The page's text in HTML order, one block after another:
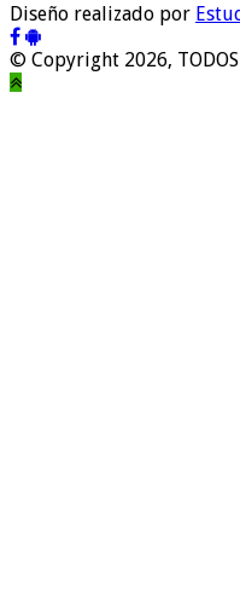
Diseño realizado por
© Copyright 2026, TODOS